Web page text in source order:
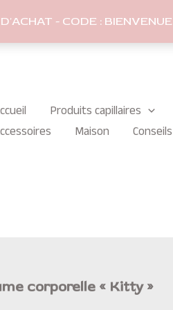
- CODE : BIENVENUE
Produits capillaires
Maison Conseils
corporelle « Kitty »